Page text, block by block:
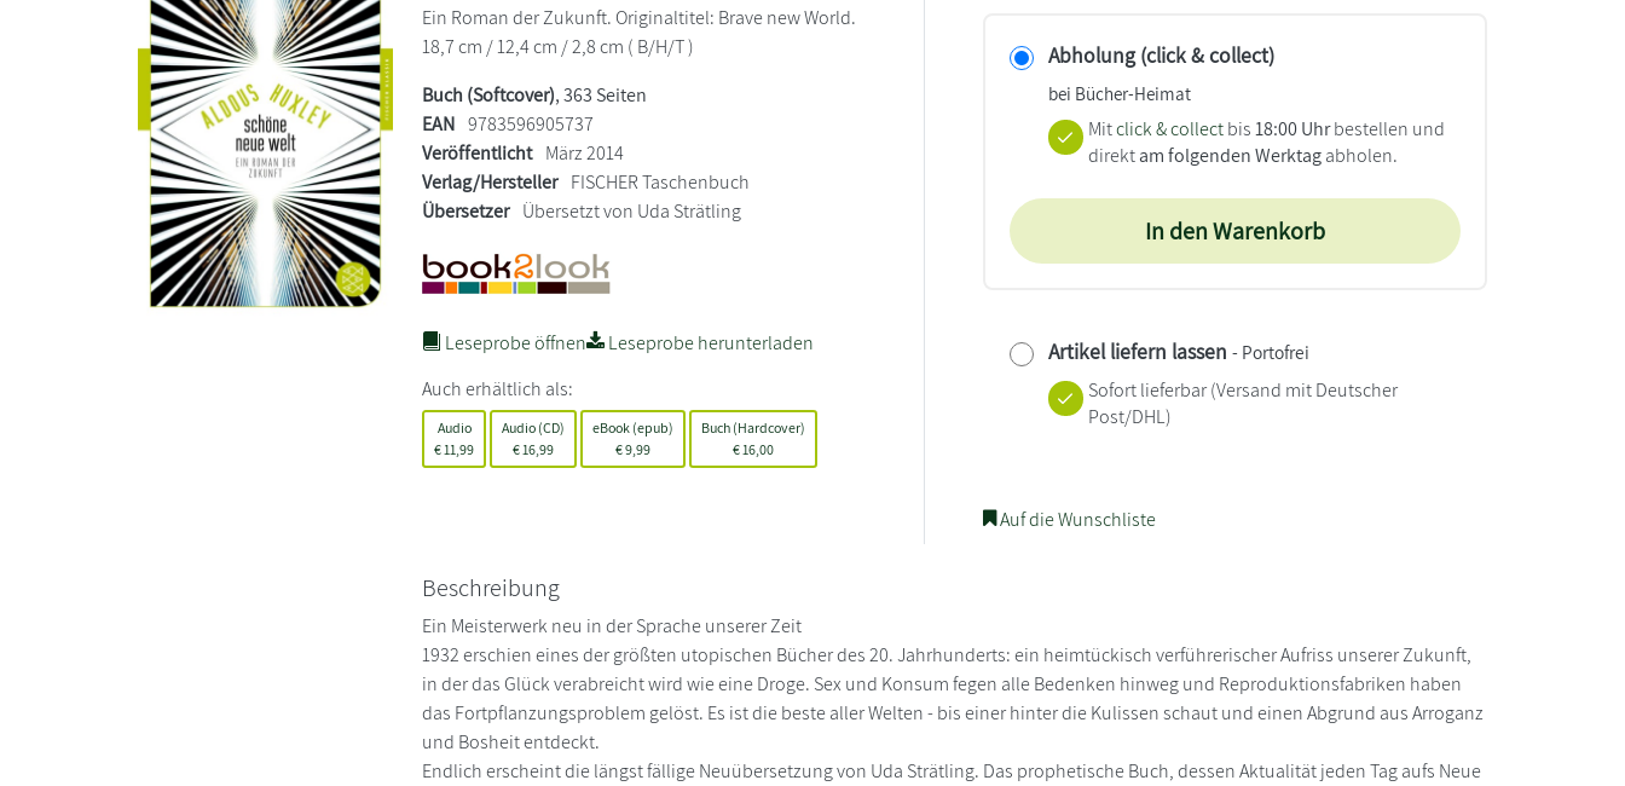
Ein Roman der Zukunft. Originaltitel: Brave new World.
18,7 cm / 12,4 cm / 2,8 cm ( B/H/T )
Buch (Softcover), 363 Seiten
EAN 9783596905737
Veröffentlicht März 2014
Verlag/Hersteller FISCHER Taschenbuch
Übersetzer Übersetzt von Uda Strätling
Leseprobe öffnen
Leseprobe herunterladen
Auch erhältlich als:
Audio
€11,99
Audio (CD)
€16,99
eBook (epub)
€9,99
Buch (Hardcover)
€16,00
Abholung (click & collect)
bei Bücher-Heimat
Mitclick & collect bis18:00 Uhrbestellen und
direktam folgenden Werktagabholen.
In den Warenkorb
Artikel liefern lassen - Portofrei
Sofort lieferbar(Versand mit Deutscher
Post/DHL)
Auf die Wunschliste
Beschreibung
Ein Meisterwerk neu in der Sprache unserer Zeit
1932 erschien eines der größten utopischen Bücher des 20. Jahrhunderts: ein heimtückisch verführerischer Aufriss unserer Zukunft,
in der das Glück verabreicht wird wie eine Droge. Sex und Konsum fegen alle Bedenken hinweg und Reproduktionsfabriken haben
das Fortpflanzungsproblem gelöst. Es ist die beste aller Welten - bis einer hinter die Kulissen schaut und einen Abgrund aus Arroganz
und Bosheit entdeckt.
Endlich erscheint die längst fällige Neuübersetzung von Uda Strätling. Das prophetische Buch, dessen Aktualität jeden Tag aufs Neue